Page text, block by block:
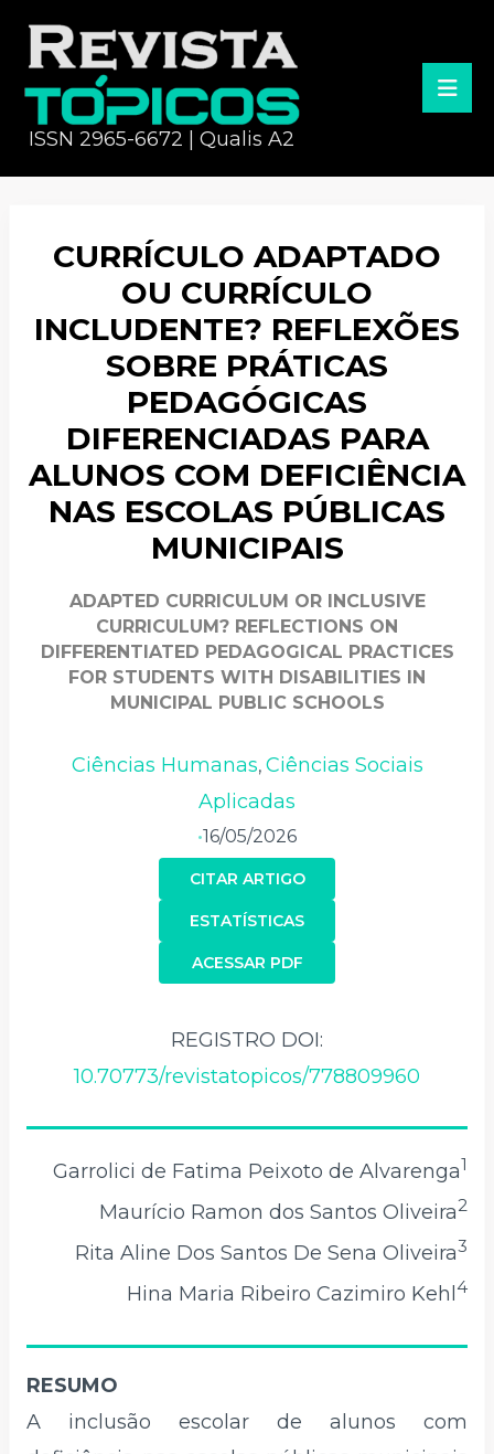
ISSN 2965-6672 | Qualis A2
CURRÍCULO ADAPTADO
OU CURRÍCULO
INCLUDENTE? REFLEXÕES
SOBRE PRÁTICAS
PEDAGÓGICAS
DIFERENCIADAS PARA
ALUNOS COM DEFICIÊNCIA
NAS ESCOLAS PÚBLICAS
MUNICIPAIS
ADAPTED CURRICULUM OR INCLUSIVE
CURRICULUM? REFLECTIONS ON
DIFFERENTIATED PEDAGOGICAL PRACTICES
FOR STUDENTS WITH DISABILITIES IN
MUNICIPAL PUBLIC SCHOOLS
Ciências Humanas, Ciências Sociais
Aplicadas
•16/05/2026
CITAR ARTIGO
ACESSAR PDF
ESTATÍSTICAS
REGISTRO DOI:
10.70773/revistatopicos/778809960
Garrolici de Fatima Peixoto de Alvarenga1
Maurício Ramon dos Santos Oliveira2
Rita Aline Dos Santos De Sena Oliveira3
Hina Maria Ribeiro Cazimiro Kehl4
RESUMO
A inclusão escolar de alunos com